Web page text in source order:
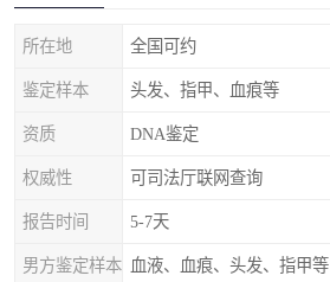
所在地 全国可约
鉴定样本 头发、指甲、血痕等
资质 DNA鉴定
权威性 可司法厅联网查询
报告时间 5-7天
男方鉴定样本 血液、血痕、头发、指甲等